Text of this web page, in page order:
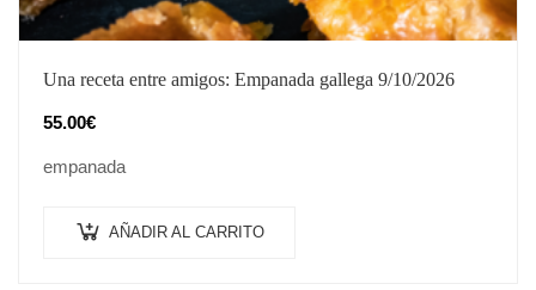
Una receta entre amigos: Empanada gallega 9/10/2026
55.00€
empanada
AÑADIR AL CARRITO